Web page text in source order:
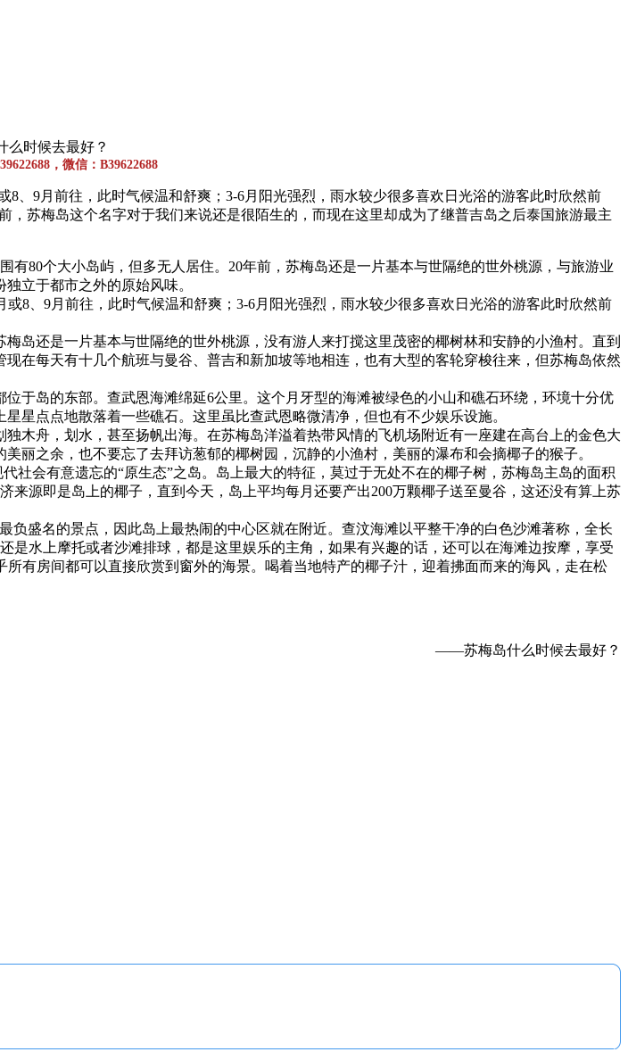
么时候去最好？
，微信：B39622688
、9月前往，此时气候温和舒爽；3-6月阳光强烈，雨水较少很多喜欢日光浴的游客此时欣然前
，苏梅岛这个名字对于我们来说还是很陌生的，而现在这里却成为了继普吉岛之后泰国旅游最主
80个大小岛屿，但多无人居住。20年前，苏梅岛还是一片基本与世隔绝的世外桃源，与旅游业
立于都市之外的原始风味。
、9月前往，此时气候温和舒爽；3-6月阳光强烈，雨水较少很多喜欢日光浴的游客此时欣然前
还是一片基本与世隔绝的世外桃源，没有游人来打搅这里茂密的椰树林和安静的小渔村。直到
在每天有十几个航班与曼谷、普吉和新加坡等地相连，也有大型的客轮穿梭往来，但苏梅岛依然
岛的东部。查武恩海滩绵延6公里。这个月牙型的海滩被绿色的小山和礁石环绕，环境十分优
星点点地散落着一些礁石。这里虽比查武恩略微清净，但也有不少娱乐设施。
木舟，划水，甚至扬帆出海。在苏梅岛洋溢着热带风情的飞机场附近有一座建在高台上的金色大
丽之余，也不要忘了去拜访葱郁的椰树园，沉静的小渔村，美丽的瀑布和会摘椰子的猴子。
会有意遗忘的“原生态”之岛。岛上最大的特征，莫过于无处不在的椰子树，苏梅岛主岛的面积
源即是岛上的椰子，直到今天，岛上平均每月还要产出200万颗椰子送至曼谷，这还没有算上苏
盛名的景点，因此岛上最热闹的中心区就在附近。查汶海滩以平整干净的白色沙滩著称，全长
水上摩托或者沙滩排球，都是这里娱乐的主角，如果有兴趣的话，还可以在海滩边按摩，享受
所有房间都可以直接欣赏到窗外的海景。喝着当地特产的椰子汁，迎着拂面而来的海风，走在松
——苏梅岛什么时候去最好？